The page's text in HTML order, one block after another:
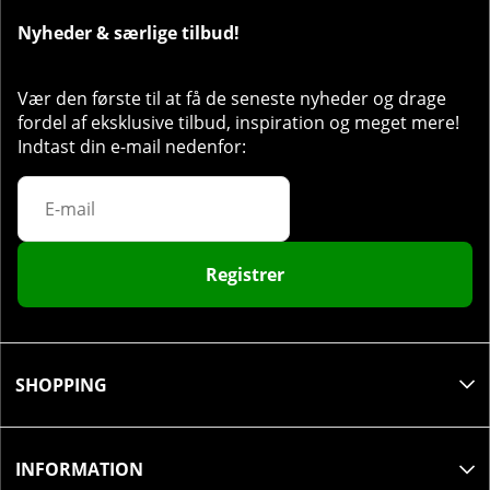
Nyheder & særlige tilbud!
Vær den første til at få de seneste nyheder og drage
fordel af eksklusive tilbud, inspiration og meget mere!
Indtast din e-mail nedenfor:
Registrer
SHOPPING
INFORMATION